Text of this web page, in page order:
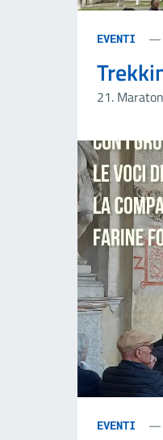
EVENTI
21.
EVENTI